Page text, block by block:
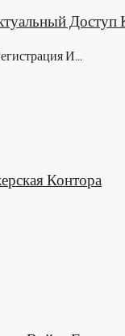
И...
Контора